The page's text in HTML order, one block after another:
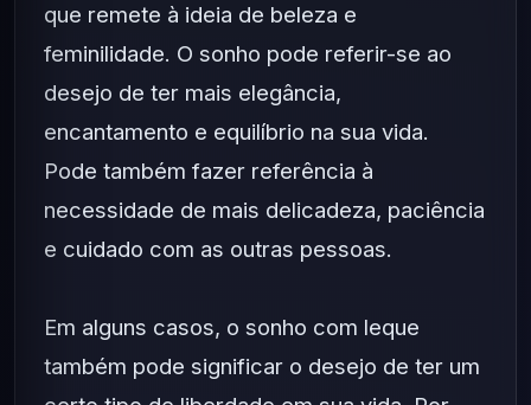
que remete à ideia de beleza e
feminilidade. O sonho pode referir-se ao
desejo de ter mais elegância,
encantamento e equilíbrio na sua vida.
Pode também fazer referência à
necessidade de mais delicadeza, paciência
e cuidado com as outras pessoas.
Em alguns casos, o sonho com leque
também pode significar o desejo de ter um